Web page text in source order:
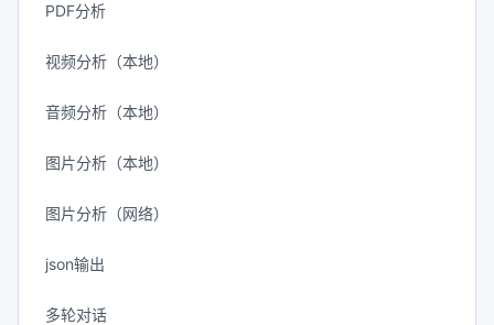
PDF分析
视频分析（本地）
音频分析（本地）
图片分析（本地）
图片分析（网络）
json输出
多轮对话